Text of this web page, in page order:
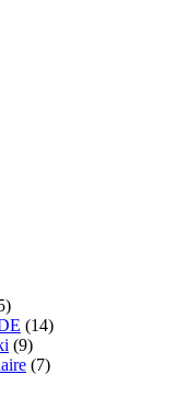
(14)
(9)
(7)